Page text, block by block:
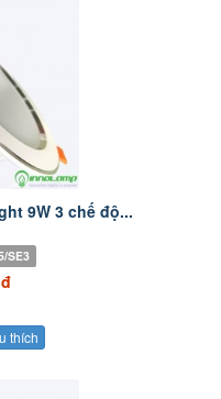
9W 3 chế độ...
SE3
thích